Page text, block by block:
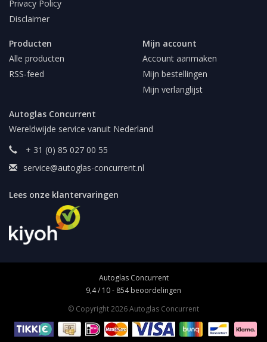
Privacy Policy
Disclaimer
Producten
Alle producten
RSS-feed
Mijn account
Account aanmaken
Mijn bestellingen
Mijn verlanglijst
Autoglas Concurrent
Wereldwijde service vanuit Nederland
+ 31 (0) 85 027 00 55
service@autoglas-concurrent.nl
Lees onze klantervaringen
Autoglas Concurrent
9,4/ 10- 854beoordelingen
© Copyright 2026 Autoglas Concurrent